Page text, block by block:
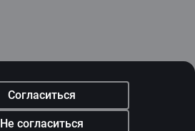
Согласиться
Не согласиться